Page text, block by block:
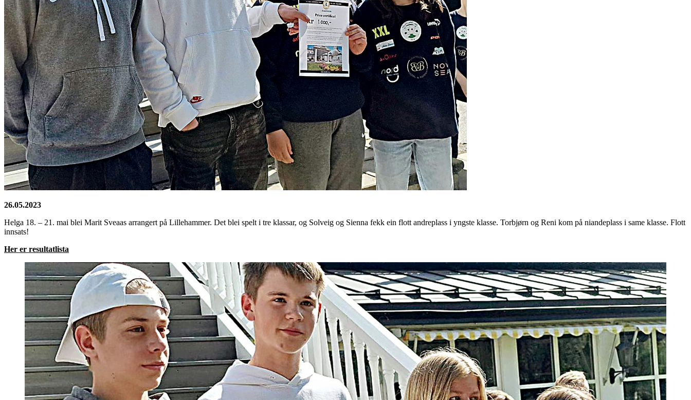
26.05.2023
Helga 18. – 21. mai blei Marit Sveaas arrangert på Lillehammer. Det blei spelt i tre klassar, og Solveig og Sienna fekk ein flott andreplass i yngste klasse. Torbjørn og Reni kom på niandeplass i same klasse. Flott
innsats!
Her er resultatlista